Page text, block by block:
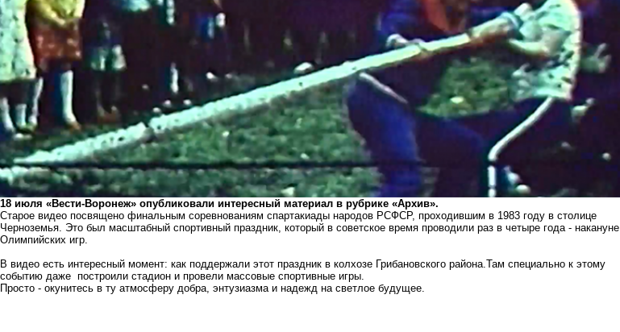
18 июля «Вести-Воронеж» опубликовали интересный материал в рубрике «Архив».
Старое видео посвящено финальным соревнованиям спартакиады народов РСФСР, проходившим в 1983 году в столице
Черноземья. Это был масштабный спортивный праздник, который в советское время проводили раз в четыре года - накануне
Олимпийских игр.
В видео есть интересный момент: как поддержали этот праздник в колхозе Грибановского района.Там специально к этому
событию даже построили стадион и провели массовые спортивные игры.
Просто - окунитесь в ту атмосферу добра, энтузиазма и надежд на светлое будущее.